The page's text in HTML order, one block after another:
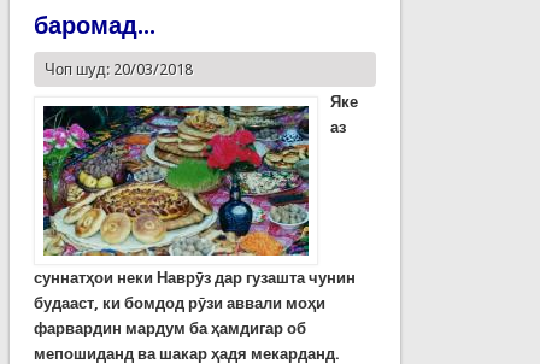
баромад...
Чоп шуд: 20/03/2018
Яке
аз
суннатҳои неки Наврӯз дар гузашта чунин
будааст, ки бомдод рӯзи аввали моҳи
фарвардин мардум ба ҳамдигар об
мепошиданд ва шакар ҳадя мекарданд.